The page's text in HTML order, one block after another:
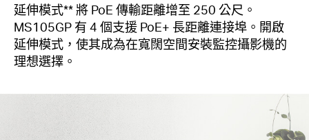
延伸模式** 將 PoE 傳輸距離增至 250 公尺。
MS105GP 有 4 個支援 PoE+ 長距離連接埠。開啟
延伸模式，使其成為在寬闊空間安裝監控攝影機的
理想選擇。